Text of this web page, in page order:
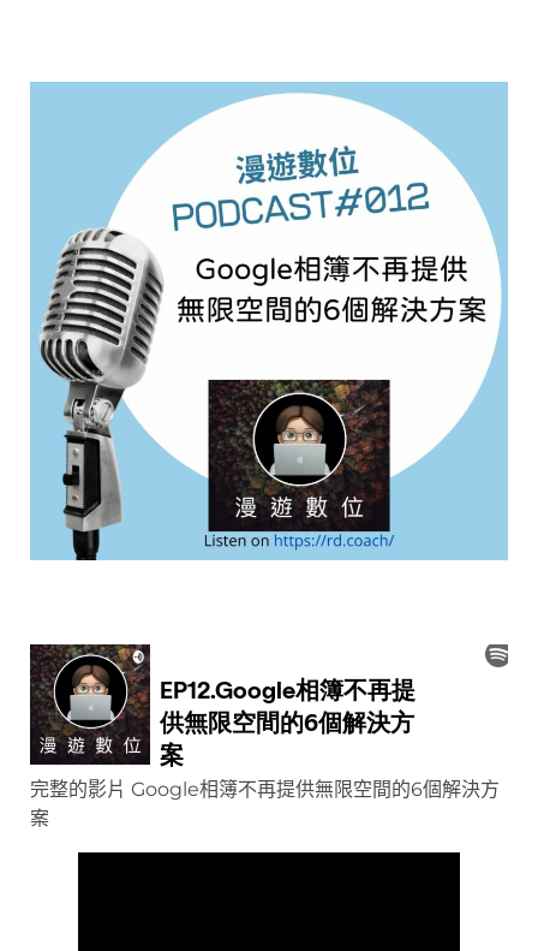
完整的影片 Google相簿不再提供無限空間的6個解決方
案